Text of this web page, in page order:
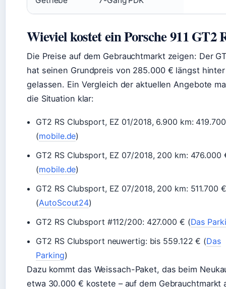
Wieviel kostet ein Porsche 911 GT2
Die Preise auf dem Gebrauchtmarkt zeigen: Der
hat seinen Grundpreis von 285.000 € längst
gelassen. Ein Vergleich der aktuellen Angebote
die Situation klar:
GT2 RS Clubsport, EZ 01/2018, 6.900 km:
(mobile.de)
GT2 RS Clubsport, EZ 07/2018, 200 km: 476.000
(mobile.de)
GT2 RS Clubsport, EZ 07/2018, 200 km: 511.700 €
(AutoScout24)
GT2 RS Clubsport #112/200: 427.000 € (Das
GT2 RS Clubsport neuwertig: bis 559.122 € (Das
Parking)
Dazu kommt das Weissach-Paket, das beim
etwa 30.000 € kostete – auf dem Gebrauchtmarkt